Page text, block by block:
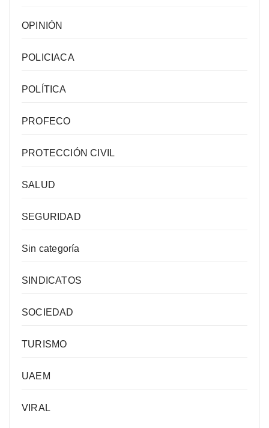
OPINIÓN
POLICIACA
POLÍTICA
PROFECO
PROTECCIÓN CIVIL
SALUD
SEGURIDAD
Sin categoría
SINDICATOS
SOCIEDAD
TURISMO
UAEM
VIRAL